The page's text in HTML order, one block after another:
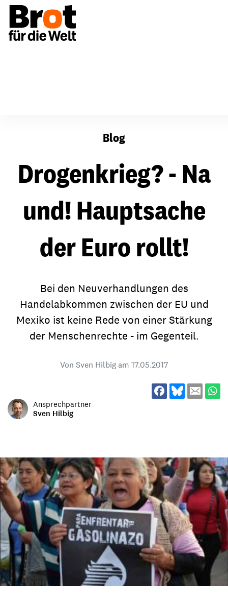
Blog
Drogenkrieg? - Na
und! Hauptsache
der Euro rollt!
Bei den Neuverhandlungen des
Handelabkommen zwischen der EU und
Mexiko ist keine Rede von einer Stärkung
der Menschenrechte - im Gegenteil.
Von Sven Hilbig am 17.05.2017
Ansprechpartner
Sven Hilbig